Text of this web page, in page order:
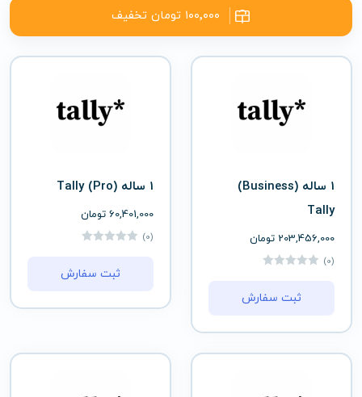
۱۰۰٬۰۰۰ تومان تخفیف
1 ساله (Business)
Tally
203,456,000 تومان
(0)
ثبت سفارش
1 ساله (Pro) Tally
60,401,000 تومان
(0)
ثبت سفارش